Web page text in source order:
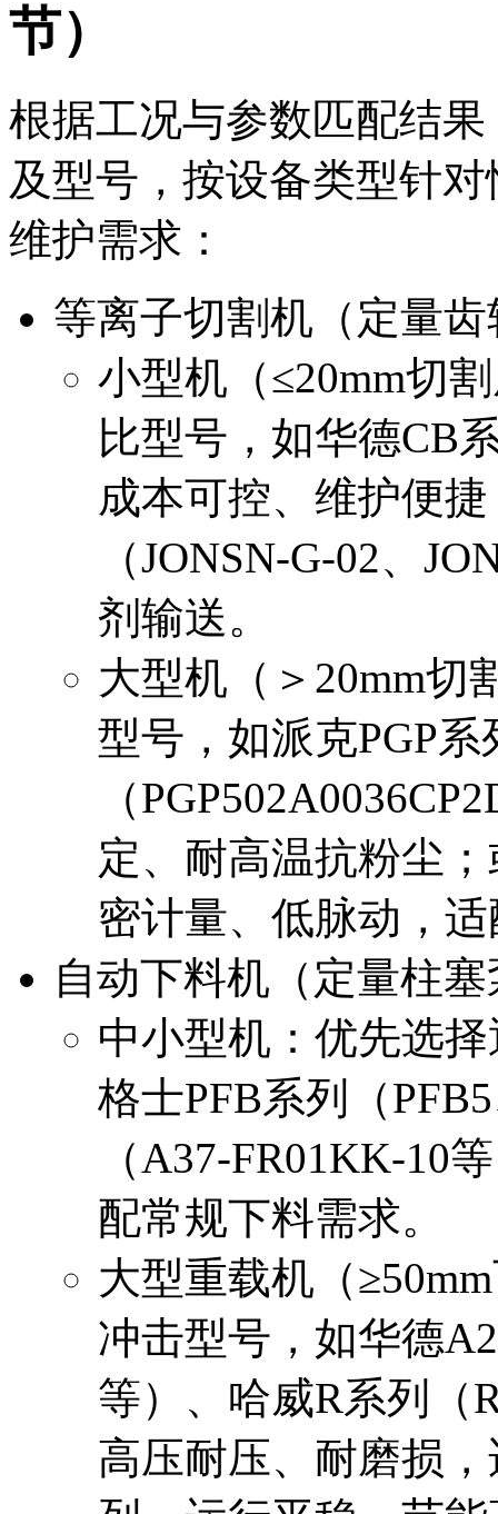
节）
根据工况与参数匹配结
及型号，按设备类型针
维护需求：
等离子切割机（定量
小型机（≤20mm切
比型号，如华德CB
成本可控、维护便
（JONSN-G-02、
剂输送。
大型机（＞20mm切
型号，如派克PGP系
（
定、耐高温抗粉尘
密计量、低脉动，
自动下料机（定量柱
中小型机：优先选
格士PFB系列（
（A37-FR01KK-10
配常规下料需求。
大型重载机（
冲击型号，如华德
等）、哈威R系列（
高压耐压、耐磨损